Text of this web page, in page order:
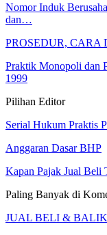
Nomor Induk
dan…
PROSEDUR,
Praktik Monopoli dan
1999
Pilihan Editor
Serial Hukum Praktis
Anggaran Dasar BHP
Kapan Pajak Jual Beli
Paling Banyak di
JUAL BELI &